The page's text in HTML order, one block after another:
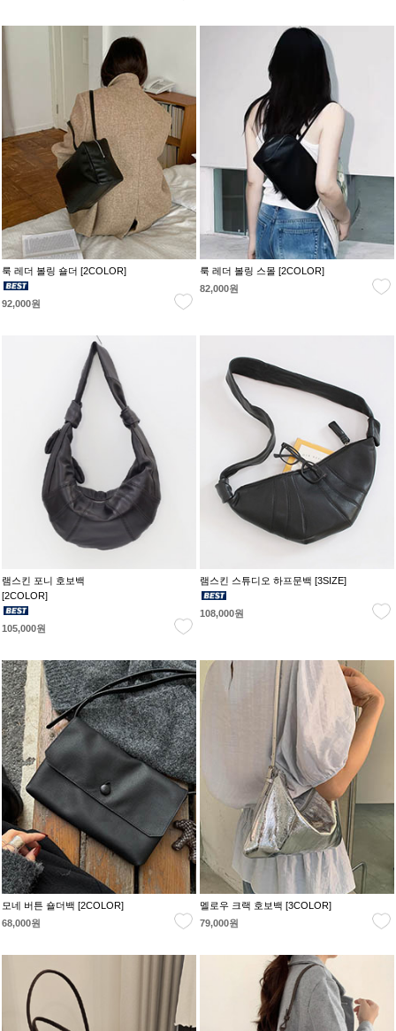
룩 레더 볼링 숄더 [2COLOR]
92,000원
룩 레더 볼링 스몰 [2COLOR]
82,000원
램스킨 포니 호보백
[2COLOR]
105,000원
램스킨 스튜디오 하프문백 [3SIZE]
108,000원
모네 버튼 숄더백 [2COLOR]
68,000원
멜로우 크랙 호보백 [3COLOR]
79,000원